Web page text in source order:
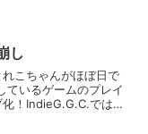
し
こちゃんがほぼ日で
いるゲームのプレイ
！IndieG.G.C.では